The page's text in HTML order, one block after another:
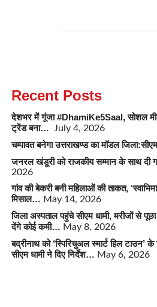
Recent Posts
देशभर में गूंजा #DhamiKe5Saal, सोशल
ट्रेंड बना…
July 4, 2026
चम्पावत बनेगा उत्तराखण्ड का मॉडल जिला:सीएम
जनरल खंडूरी को राजकीय सम्मान के साथ दी
2026
गांव की बेकरी बनी महिलाओं की ताकत,
मिसाल… May 14, 2026
जिला अस्पताल पहुंचे सीएम धामी, मरीजों से
देंगे कोई कमी… May 8, 2026
बद्रीनाथ को ‘स्पिरिचुअल स्मार्ट हिल टाउन’
सीएम धामी ने दिए निर्देश… May 6, 2026